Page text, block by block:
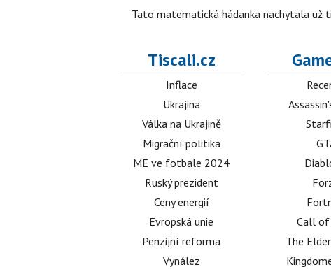
Tato matematická hádanka nachytala
Tiscali.cz
Inflace
Ukrajina
Válka na Ukrajině
Migrační politika
ME ve fotbale 2024
Ruský prezident
Ceny energií
Evropská unie
Penzijní reforma
Vynález
Call
The